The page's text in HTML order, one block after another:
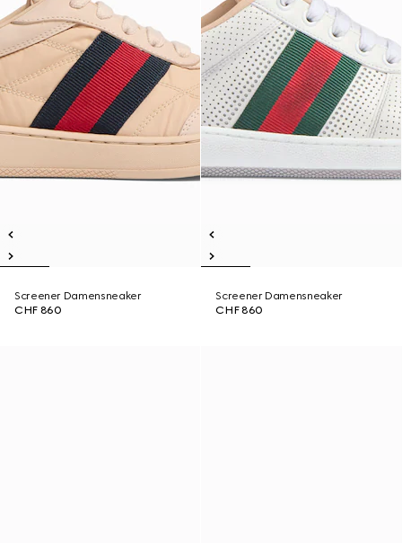
Screener Damensneaker
CHF 860
Screener Damensneaker
CHF 860